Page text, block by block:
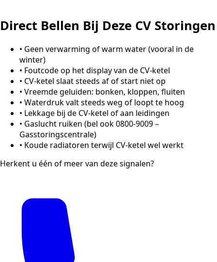
Direct Bellen Bij Deze CV Storingen
• Geen verwarming of warm water (vooral in de
winter)
• Foutcode op het display van de CV-ketel
• CV-ketel slaat steeds af of start niet op
• Vreemde geluiden: bonken, kloppen, fluiten
• Waterdruk valt steeds weg of loopt te hoog
• Lekkage bij de CV-ketel of aan leidingen
• Gaslucht ruiken (bel ook 0800-9009 –
Gasstoringscentrale)
• Koude radiatoren terwijl CV-ketel wel werkt
Herkent u één of meer van deze signalen?